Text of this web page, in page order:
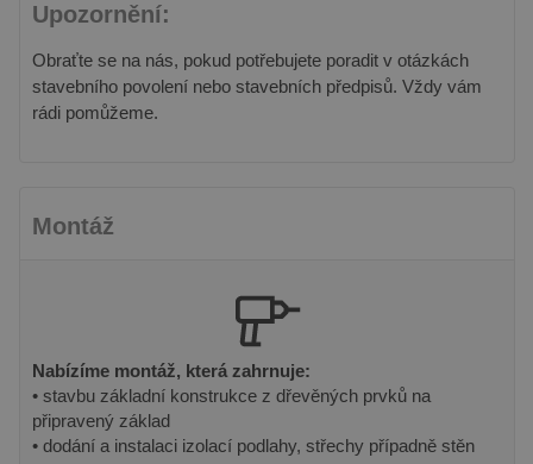
Upozornění:
Obraťte se na nás, pokud potřebujete poradit v otázkách
stavebního povolení nebo stavebních předpisů. Vždy vám
rádi pomůžeme.
Montáž
Nabízíme montáž, která zahrnuje:
• stavbu základní konstrukce z dřevěných prvků na
připravený základ
• dodání a instalaci izolací podlahy, střechy případně stěn